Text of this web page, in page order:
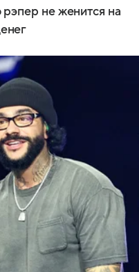
рэпер не женится на